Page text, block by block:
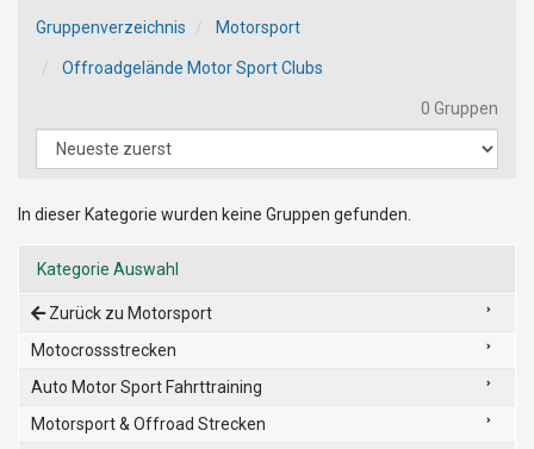
Gruppenverzeichnis Motorsport
Offroadgelände Motor Sport Clubs
0 Gruppen
In dieser Kategorie wurden keine Gruppen gefunden.
Kategorie Auswahl
Zurück zu Motorsport
Motocrossstrecken
Auto Motor Sport Fahrttraining
Motorsport & Offroad Strecken